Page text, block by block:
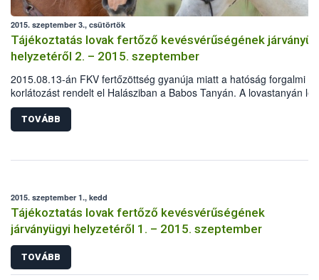
2015. szeptember 3., csütörtök
Tájékoztatás lovak fertőző kevésvérűségének
helyzetéről 2. – 2015. szeptember
2015.08.13-án FKV fertőzöttség gyanúja miatt a hatóság forgalmi
korlátozást rendelt el Halásziban a Babos Tanyán. A lovastanyán
pozitív eredményének kézhezvételét követően az intézkedések
haladéktalanul megkezdődtek.
TOVÁBB
2015. szeptember 1., kedd
Tájékoztatás lovak fertőző kevésvérűségének
járványügyi helyzetéről 1. – 2015. szeptember
TOVÁBB